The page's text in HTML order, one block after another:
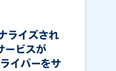
ライズされ
ービスが
イバーをサ